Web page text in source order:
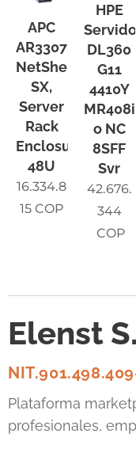
APC
AR3307
NetShelter
SX,
Server
Rack
Enclosure,
48U
16.334.8
15COP
HPE
Servidor
DL360
G11
4410Y
MR408i-
o NC
8SFF
Svr
42.676.
344
COP
Elenst
Plataforma
profesionales,